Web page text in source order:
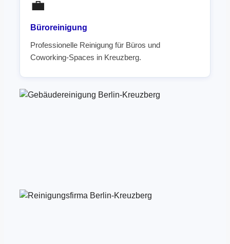
💼
Büroreinigung
Professionelle Reinigung für Büros und
Coworking-Spaces in Kreuzberg.